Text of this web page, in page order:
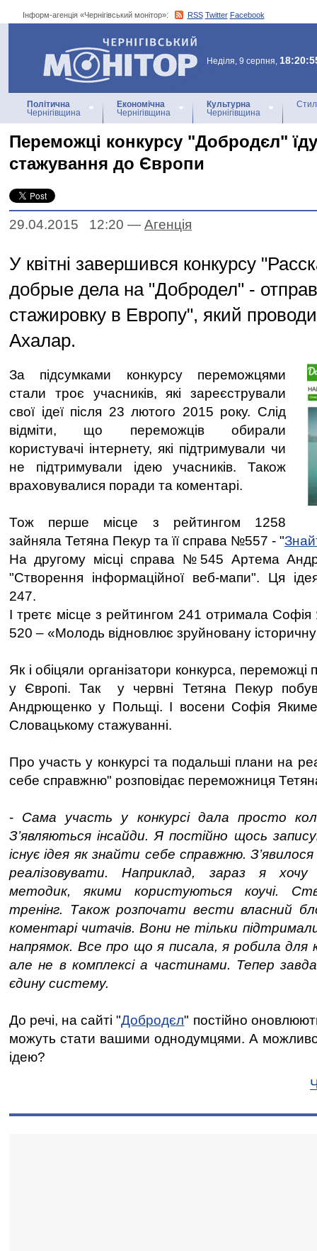
Інформ-агенція «Чернігівський монітор»: RSS Twitter Facebook
Інформ-агенція
«Чернігівський монітор»
Неділя, 9 серпня,
Політична
Чернігівщина
Економічна
Чернігівщина
Культурна
Чернігівщина
Переможці конкурсу "Добродєл"
стажування до Європи
29.04.2015 12:20 — Агенцiя
У квітні завершився конкурсу
добрые дела на "Добродел" -
стажировку в Европу", який
Ахалар.
За підсумками конкурсу переможцями
стали троє учасників, які зареєстрували
свої ідеї після 23 лютого 2015 року. Слід
відміти, що переможців обирали
користувачі інтернету, які підтримували чи
не підтримували ідею учасників. Також
враховувалися поради та коментарі.
Тож перше місце з рейтингом 1258
зайняла Тетяна Пекур та її справа №557 - "
На другому місці справа №545 Артема
"Створення інформаційної веб-мапи". Ця
247.
І третє місце з рейтингом 241 отримала
520 – «Молодь відновлює зруйновану
Як і обіцяли організатори конкурса,
у Європі. Так у червні Тетяна Пекур
Андрющенко у Польщі. І восени Софія
Словацькому стажуванні.
Про участь у конкурсі та подальші плани на
себе справжню" розповідає переможниця
- Сама участь у конкурсі дала просто
З’являються інсайди. Я постійно щось
існує ідея як знайти себе справжню.
реалізовувати. Наприклад, зараз я хочу
методик, якими користуються коучі.
тренінг. Також розпочати вести власний
коментарі читачів. Вони не тільки
напрямок. Все про що я писала, я робила для
але не в комплексі а частинами. Тепер
єдину систему.
До речі, на сайті "Добродєл" постійно
можуть стати вашими однодумцями. А
ідею?